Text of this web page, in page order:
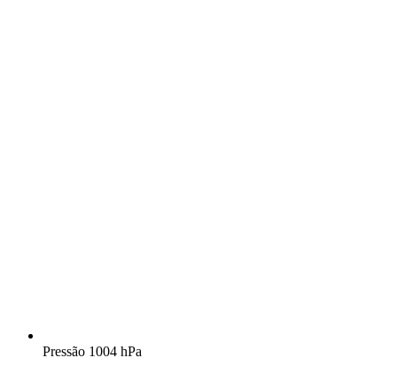
Pressão 1004 hPa